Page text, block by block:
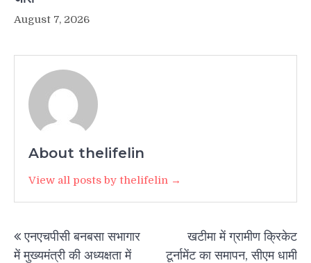
August 7, 2026
About thelifelin
View all posts by thelifelin →
navigation
एनएचपीसी बनबसा सभागार
में मुख्यमंत्री की अध्यक्षता में
खटीमा में ग्रामीण क्रिकेट
टूर्नामेंट का समापन, सीएम धामी